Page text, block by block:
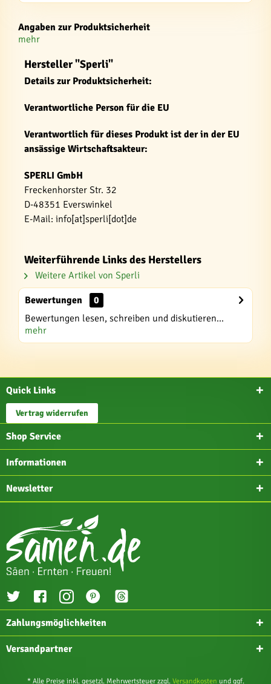
Angaben zur Produktsicherheit
mehr
Hersteller "Sperli"
Details zur Produktsicherheit:
Verantwortliche Person für die EU
Verantwortlich für dieses Produkt ist der in der EU
ansässige Wirtschaftsakteur:
SPERLI GmbH
Freckenhorster Str. 32
D-48351 Everswinkel
E-Mail: info[at]sperli[dot]de
Weiterführende Links des Herstellers
Weitere Artikel von Sperli
Bewertungen
0
Bewertungen lesen, schreiben und diskutieren...
mehr
Quick Links
Vertrag widerrufen
Shop Service
Informationen
Newsletter
Zahlungsmöglichkeiten
Versandpartner
* Alle Preise inkl. gesetzl. Mehrwertsteuer zzgl. Versandkosten und ggf.